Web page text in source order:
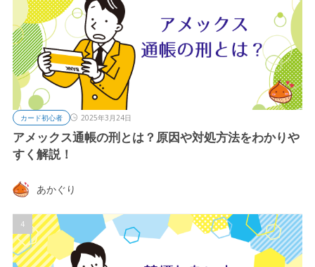
カード初心者 2025年3月24日
アメックス通帳の刑とは？原因や対処方法をわかりや
すく解説！
あかぐり